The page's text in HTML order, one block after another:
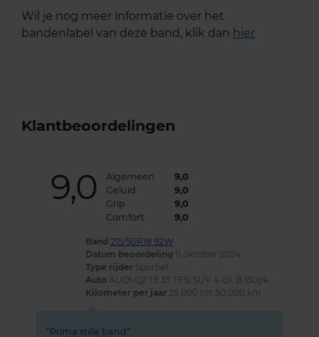
Wil je nog meer informatie over het
bandenlabel van deze band, klik dan hier
Klantbeoordelingen
9,0 Algemeen
9,0
Geluid
9,0
Grip
9,0
Comfort
9,0
Band 215/50R18 92W
Datum beoordeling 11 oktober 2024
Type rijder Sportief
Auto AUDI Q2 1.5 35 TFSi SUV 4-cil. B 150pk
Kilometer per jaar 25.000 tot 50.000 km
Prima stille band